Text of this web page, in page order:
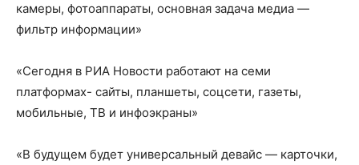
камеры, фотоаппараты, основная задача медиа —
фильтр информации»
«Сегодня в РИА Новости работают на семи
платформах- сайты, планшеты, соцсети, газеты,
мобильные, ТВ и инфоэкраны»
«В будущем будет универсальный девайс — карточки,